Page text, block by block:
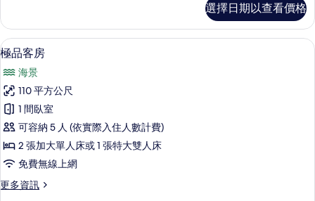
片
客
房
的
情
選擇日期以查看價格
顯
示
極
品
客
房
的
所
有
客房內保險箱、書桌、免費無線上網、
17
極品客房
海景
110 平方公尺
1 間臥室
可容納 5 人 (依實際入住人數計費)
2 張加大單人床或 1 張特大雙人床
免費無線上網
更多資訊
更